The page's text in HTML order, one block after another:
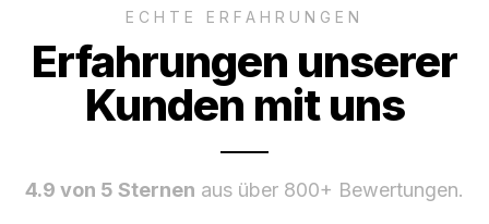
ECHTE ERFAHRUNGEN
Erfahrungen unserer
Kunden mit uns
4.9 von 5 Sternen aus über 800+ Bewertungen.